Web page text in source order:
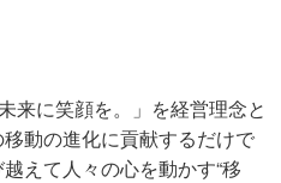
来に笑顔を。」を経営理念と
動の進化に貢献するだけで
えて人々の心を動かす“移